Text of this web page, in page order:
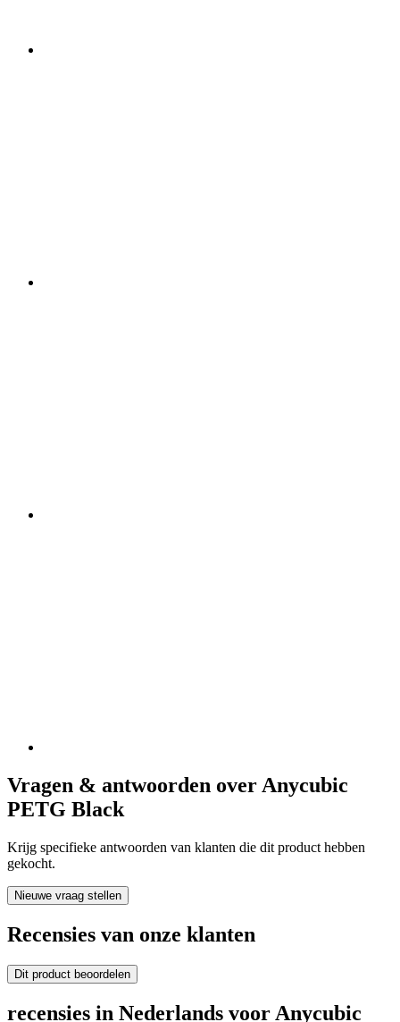
Vragen & antwoorden over Anycubic
PETG Black
Krijg specifieke antwoorden van klanten die dit product hebben
gekocht.
Nieuwe vraag stellen
Recensies van onze klanten
Dit product beoordelen
recensies in Nederlands voor Anycubic